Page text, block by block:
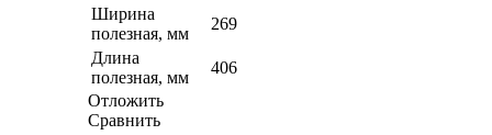
Ширина
полезная, мм
269
Длина
полезная, мм
406
Отложить
Сравнить